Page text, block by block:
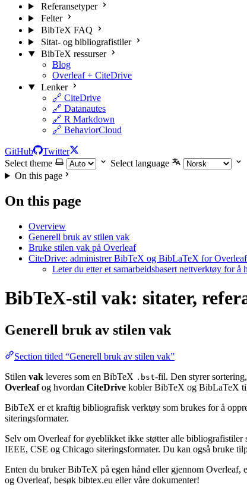
Referansetyper
Felter
BibTeX FAQ
Sitat- og bibliografistiler
BibTeX ressurser
Blog
Overleaf + CiteDrive
Lenker
🔗 CiteDrive
🔗 Datanautes
🔗 R Markdown
🔗 BehaviorCloud
GitHub
Twitter
Select theme
Select language
On this page
On this page
Overview
Generell bruk av stilen vak
Bruke stilen vak på Overleaf
CiteDrive: administrer BibTeX og BibLaTeX for Overleaf
Leter du etter et samarbeidsbasert nettverktøy for
BibTeX-stil vak: sitater,
Generell bruk av stilen vak
Section titled “Generell bruk av stilen vak”
Stilen vak leveres som en BibTeX .bst-fil. Den styrer
Overleafog hvordan CiteDrive kobler BibTeX og BibLaTeX
BibTeX er et kraftig bibliografisk verktøy som brukes for å
siteringsformater.
Selv om Overleaf for øyeblikket ikke støtter alle
IEEE, CSE og Chicago siteringsformater. Du kan også bruke
Enten du bruker BibTeX på egen hånd eller gjennom
og Overleaf, besøk bibtex.eu eller våre dokumenter!